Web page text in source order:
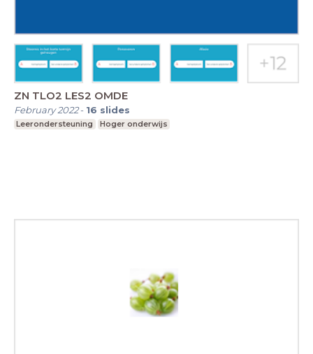
ZN TLO2 LES2 OMDE
February 2022- 16 slides
Leerondersteuning Hoger onderwijs